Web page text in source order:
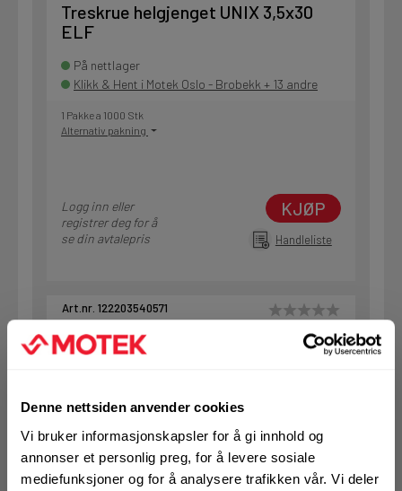
Denne nettsiden anvender cookies
Vi bruker informasjonskapsler for å gi innhold og
annonser et personlig preg, for å levere sosiale
mediefunksjoner og for å analysere trafikken vår. Vi deler
Treskrue helgjenget UNIX 3,5x30
ELF
På nettlager
Klikk & Hent i Motek Oslo - Brobekk + 13 andre
1 Pakke a 1000 Stk
Alternativ pakning
Logg inn eller
registrer deg for å
se din avtalepris
KJØP
Handleliste
Art.nr. 122203540571
Treskrue helgjenget UNIX 3,5x40
ELF
Klikk & Hent i Motek Kristiansand + 3 andre
1 Pakke a 500 Stk
Alternativ pakning